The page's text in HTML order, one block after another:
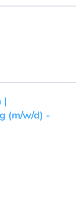
|
(m/w/d) -